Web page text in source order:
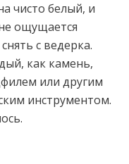
чисто белый, и
ощущается
с ведерка.
как камень,
или другим
инструментом.